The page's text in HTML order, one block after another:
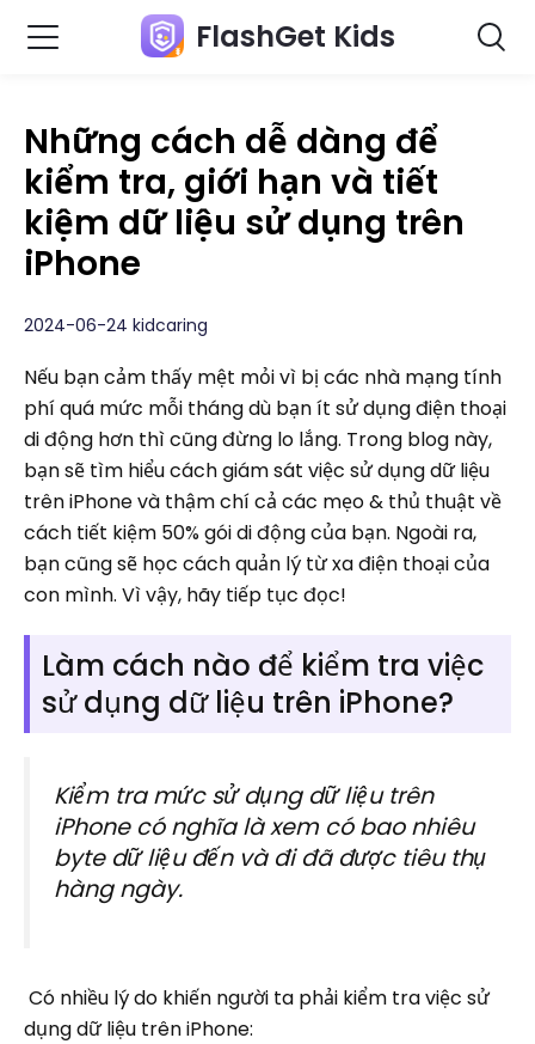
FlashGet Kids
Những cách dễ dàng để
kiểm tra, giới hạn và tiết
kiệm dữ liệu sử dụng trên
iPhone
2024-06-24 kidcaring
Nếu bạn cảm thấy mệt mỏi vì bị các nhà mạng tính
phí quá mức mỗi tháng dù bạn ít sử dụng điện thoại
di động hơn thì cũng đừng lo lắng. Trong blog này,
bạn sẽ tìm hiểu cách giám sát việc sử dụng dữ liệu
trên iPhone và thậm chí cả các mẹo & thủ thuật về
cách tiết kiệm 50% gói di động của bạn. Ngoài ra,
bạn cũng sẽ học cách quản lý từ xa điện thoại của
con mình. Vì vậy, hãy tiếp tục đọc!
Làm cách nào để kiểm tra việc
sử dụng dữ liệu trên iPhone?
Kiểm tra mức sử dụng dữ liệu trên
iPhone có nghĩa là xem có bao nhiêu
byte dữ liệu đến và đi đã được tiêu thụ
hàng ngày.
Có nhiều lý do khiến người ta phải kiểm tra việc sử
dụng dữ liệu trên iPhone: